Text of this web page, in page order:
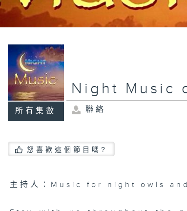
所有集數
Night Music
聯絡
您喜歡這個節目嗎?
主持人：Music for night owls